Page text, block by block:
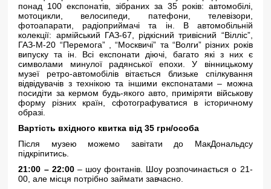
понад 100 експонатів, зібраних за 35 років: автомобілі,
мотоцикли, велосипеди, патефони, телевізори,
фотоапарати, радіоприймачі та ін. В автомобільній
колекції: армійський ГАЗ-67, рідкісний тривісний “Вілліс”,
ГАЗ-М-20 “Перемога” , “Москвичі” та “Волги” різних років
випуску та ін. Всі експонати діючі, багато які з них є
символами минулої радянської епохи. У вінницькому
музеї ретро-автомобілів вітається близьке спілкування
відвідувачів з технікою та іншими експонатами – можна
посидіти за кермом будь-якого авто, приміряти військову
форму різних країн, сфотографуватися в історичному
образі.
Вартість вхідного квитка від 35 грн/особа
Після музею можемо завітати до МакДональдсу
підкріпитись.
21:00 – 22:00– шоу фонтанів. Шоу розпочинається о 21-
00, але місця потрібно займати завчасно.